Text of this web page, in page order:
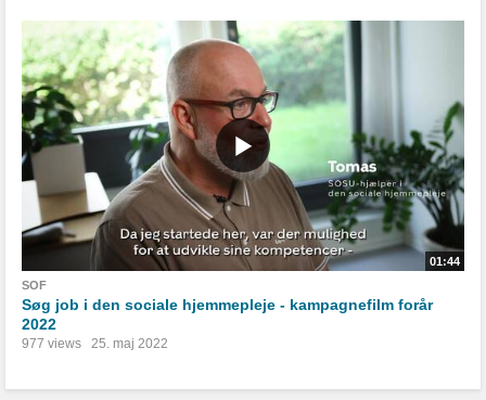
01:44
SOF
Søg job i den sociale hjemmepleje - kampagnefilm forår
2022
977 views 25. maj 2022